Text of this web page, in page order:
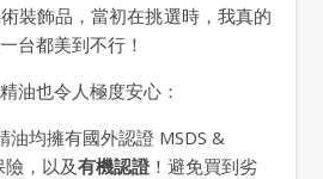
裝飾品，當初在挑選時，我真的
台都美到不行！
油也令人極度安心：
油均擁有國外認證 MSDS &
，以及有機認證 ！避免買到劣